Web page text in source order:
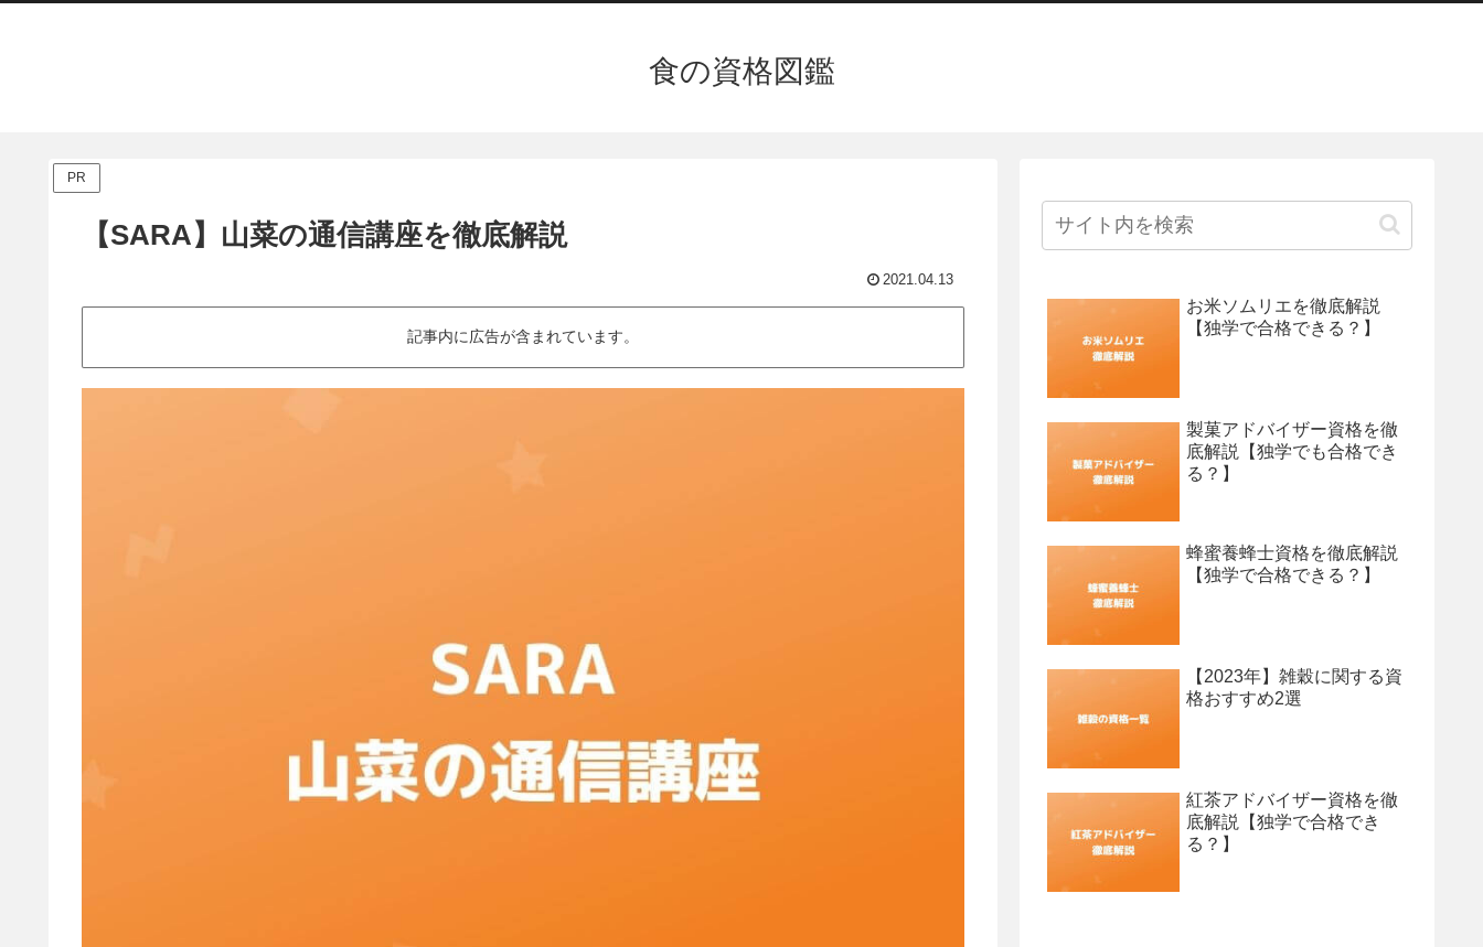
食の資格図鑑
PR
【SARA】山菜の通信講座を徹底解説
2021.04.13
記事内に広告が含まれています。
お米ソムリエを徹底解説
【独学で合格できる？】
製菓アドバイザー資格を徹
底解説【独学でも合格でき
る？】
蜂蜜養蜂士資格を徹底解説
【独学で合格できる？】
【2023年】雑穀に関する資
格おすすめ2選
紅茶アドバイザー資格を徹
底解説【独学で合格でき
る？】